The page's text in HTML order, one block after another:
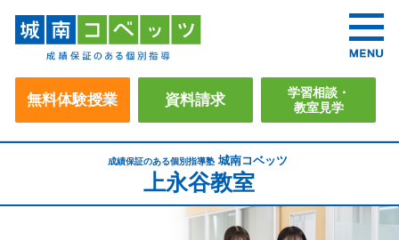
無料体験授業 資料請求
学習相談・
教室見学
成績保証のある個別指導塾 城南コベッツ
上永谷教室